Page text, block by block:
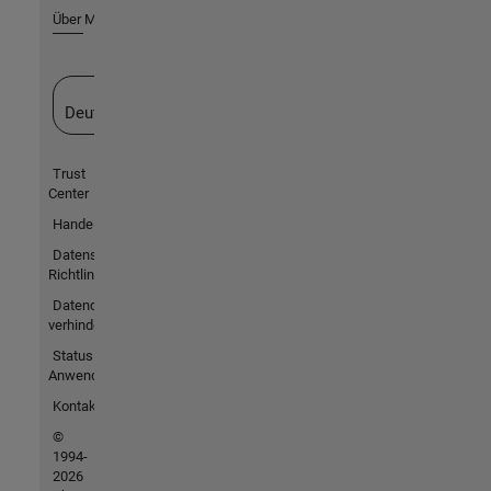
Über MathWorks
Deutschland
Trust
Center
Handelsmarken
Datenschutz-
Richtlinien
Datendiebstahl
verhindern
Status von
Anwendungen
Kontakt
©
1994-
2026